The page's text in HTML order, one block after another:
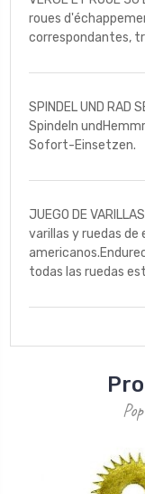
roues
correspondantes,
SPINDEL UND RAD
Spindeln
Sofort-Einsetzen.
JUEGO DE
varillas y ruedas de
todas las ruedas